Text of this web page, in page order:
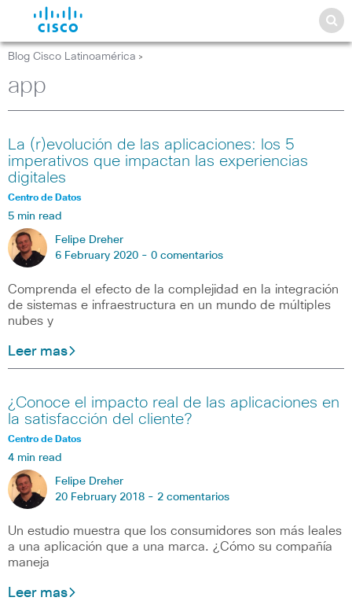
Blog Cisco Latinoamérica >
app
La (r)evolución de las aplicaciones: los 5
imperativos que impactan las experiencias
digitales
Centro de Datos
5 min read
Felipe Dreher
6 February 2020 - 0 comentarios
Comprenda el efecto de la complejidad en la integración
de sistemas e infraestructura en un mundo de múltiples
nubes y
Leer mas
¿Conoce el impacto real de las aplicaciones en
la satisfacción del cliente?
Centro de Datos
4 min read
Felipe Dreher
20 February 2018 - 2 comentarios
Un estudio muestra que los consumidores son más leales
a una aplicación que a una marca. ¿Cómo su compañía
maneja
Leer mas